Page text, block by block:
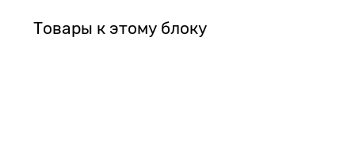
Товары к этому блоку